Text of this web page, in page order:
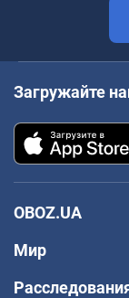
Загружайте
OBOZ.UA
Мир